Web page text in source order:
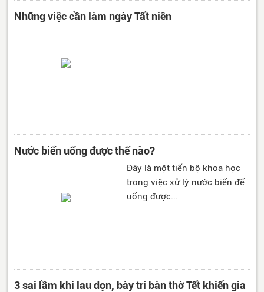
Những việc cần làm ngày Tất niên
Nước biển uống được thế nào?
Đây là một tiến bộ khoa học
trong việc xử lý nước biển để
uống được...
3 sai lầm khi lau dọn, bày trí bàn thờ Tết khiến gia